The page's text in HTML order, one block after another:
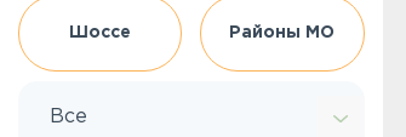
Шоссе Районы МО
Все